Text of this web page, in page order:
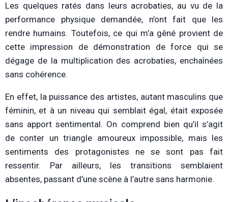
Les quelques ratés dans leurs acrobaties, au vu de la
performance physique demandée, n’ont fait que les
rendre humains. Toutefois, ce qui m’a gêné provient de
cette impression de démonstration de force qui se
dégage de la multiplication des acrobaties, enchaînées
sans cohérence.
En effet, la puissance des artistes, autant masculins que
féminin, et à un niveau qui semblait égal, était exposée
sans apport sentimental. On comprend bien qu’il s’agit
de conter un triangle amoureux impossible, mais les
sentiments des protagonistes ne se sont pas fait
ressentir. Par ailleurs, les transitions semblaient
absentes, passant d’une scène à l’autre sans harmonie.